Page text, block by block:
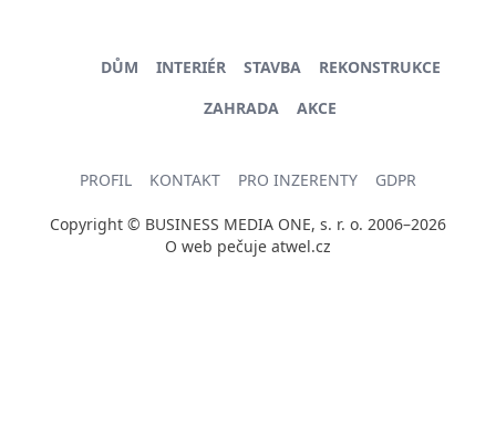
DŮM INTERIÉR STAVBA
REKONSTRUKCE
ZAHRADA
AKCE
PROFIL KONTAKT PRO INZERENTY GDPR
Copyright © BUSINESS MEDIA ONE, s. r. o. 2006–2026